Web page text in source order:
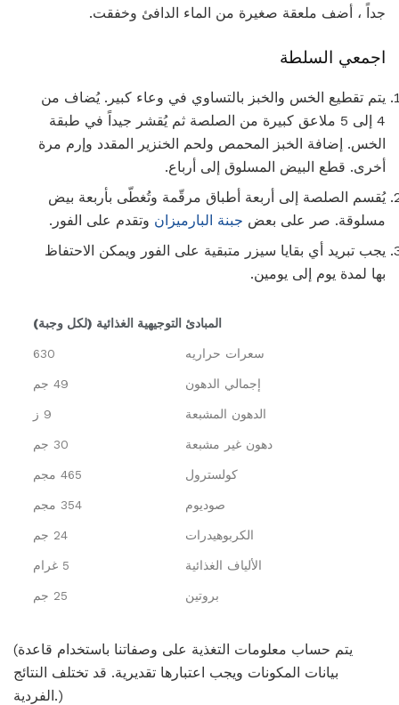
جداً ، أضف ملعقة صغيرة من الماء الدافئ وخفقت.
اجمعي السلطة
يتم تقطيع الخس والخبز بالتساوي في وعاء كبير. يُضاف من
4 إلى 5 ملاعق كبيرة من الصلصة ثم يُقشر جيداً في طبقة
الخس. إضافة الخبز المحمص ولحم الخنزير المقدد وإرم مرة
أخرى. قطع البيض المسلوق إلى أرباع.
يُقسم الصلصة إلى أربعة أطباق مرقّمة وتُغطّى بأربعة بيض
مسلوقة. صر على بعض جبنة البارميزان وتقدم على الفور.
يجب تبريد أي بقايا سيزر متبقية على الفور ويمكن الاحتفاظ
بها لمدة يوم إلى يومين.
المبادئ التوجيهية الغذائية (لكل وجبة)
سعرات حراريه 630
إجمالي الدهون 49 جم
الدهون المشبعة 9 ز
دهون غير مشبعة 30 جم
كولسترول 465 مجم
صوديوم 354 مجم
الكربوهيدرات 24 جم
الألياف الغذائية 5 غرام
بروتين 25 جم
(يتم حساب معلومات التغذية على وصفاتنا باستخدام قاعدة
بيانات المكونات ويجب اعتبارها تقديرية. قد تختلف النتائج
الفردية.)